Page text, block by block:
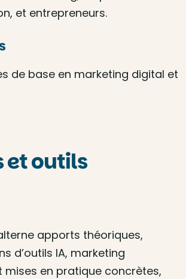
et entrepreneurs.
de base en marketing digital et
et outils
apports théoriques,
d’outils IA, marketing
en pratique concrètes,